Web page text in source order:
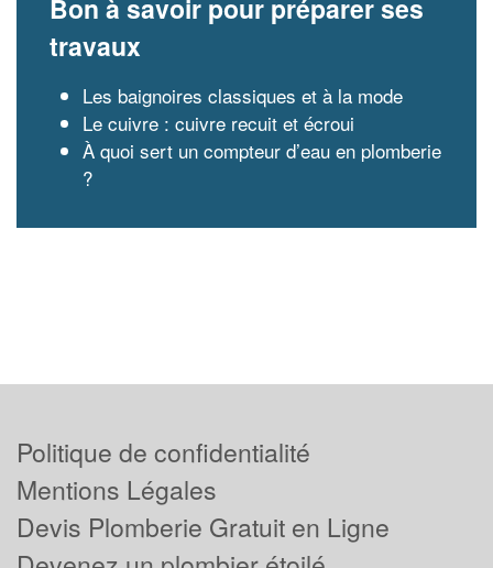
Bon à savoir pour préparer ses
travaux
Les baignoires classiques et à la mode
Le cuivre : cuivre recuit et écroui
À quoi sert un compteur d’eau en plomberie
?
Politique de confidentialité
Mentions Légales
Devis Plomberie Gratuit en Ligne